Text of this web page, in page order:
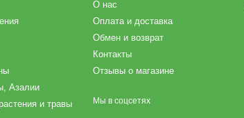
Азалии
и травы
О нас
Оплата и доставка
Обмен и возврат
Контакты
Отзывы о магазине
Мы в соцсетях